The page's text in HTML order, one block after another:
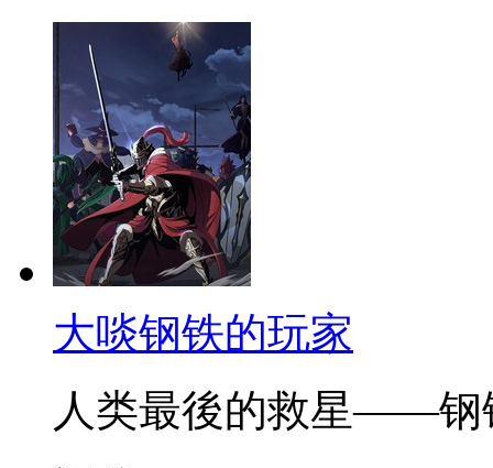
大啖钢铁的玩家
人类最後的救星——钢